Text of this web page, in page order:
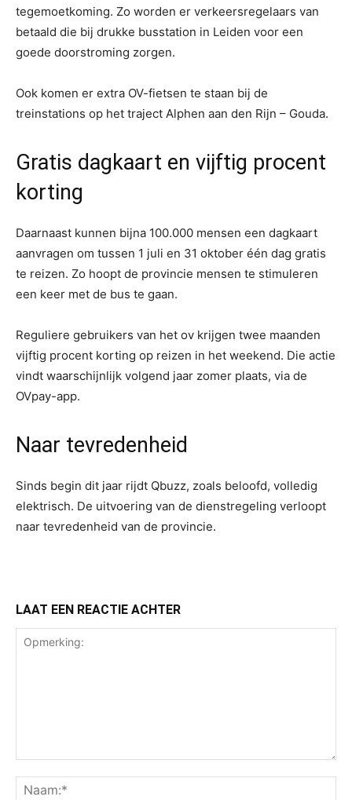
tegemoetkoming. Zo worden er verkeersregelaars van
betaald die bij drukke busstation in Leiden voor een
goede doorstroming zorgen.
Ook komen er extra OV-fietsen te staan bij de
treinstations op het traject Alphen aan den Rijn – Gouda.
Gratis dagkaart en vijftig procent
korting
Daarnaast kunnen bijna 100.000 mensen een dagkaart
aanvragen om tussen 1 juli en 31 oktober één dag gratis
te reizen. Zo hoopt de provincie mensen te stimuleren
een keer met de bus te gaan.
Reguliere gebruikers van het ov krijgen twee maanden
vijftig procent korting op reizen in het weekend. Die actie
vindt waarschijnlijk volgend jaar zomer plaats, via de
OVpay-app.
Naar tevredenheid
Sinds begin dit jaar rijdt Qbuzz, zoals beloofd, volledig
elektrisch. De uitvoering van de dienstregeling verloopt
naar tevredenheid van de provincie.
LAAT EEN REACTIE ACHTER